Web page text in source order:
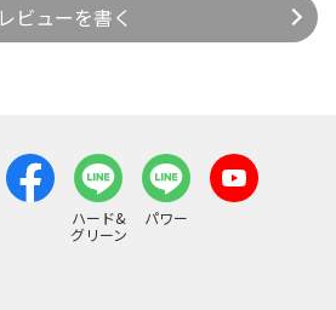
レビューを書く
ハード&
グリーン
パワー